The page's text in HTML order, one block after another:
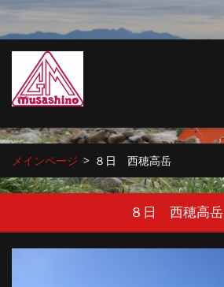
メインページ > ８日 西穂高岳
８日 西穂高岳